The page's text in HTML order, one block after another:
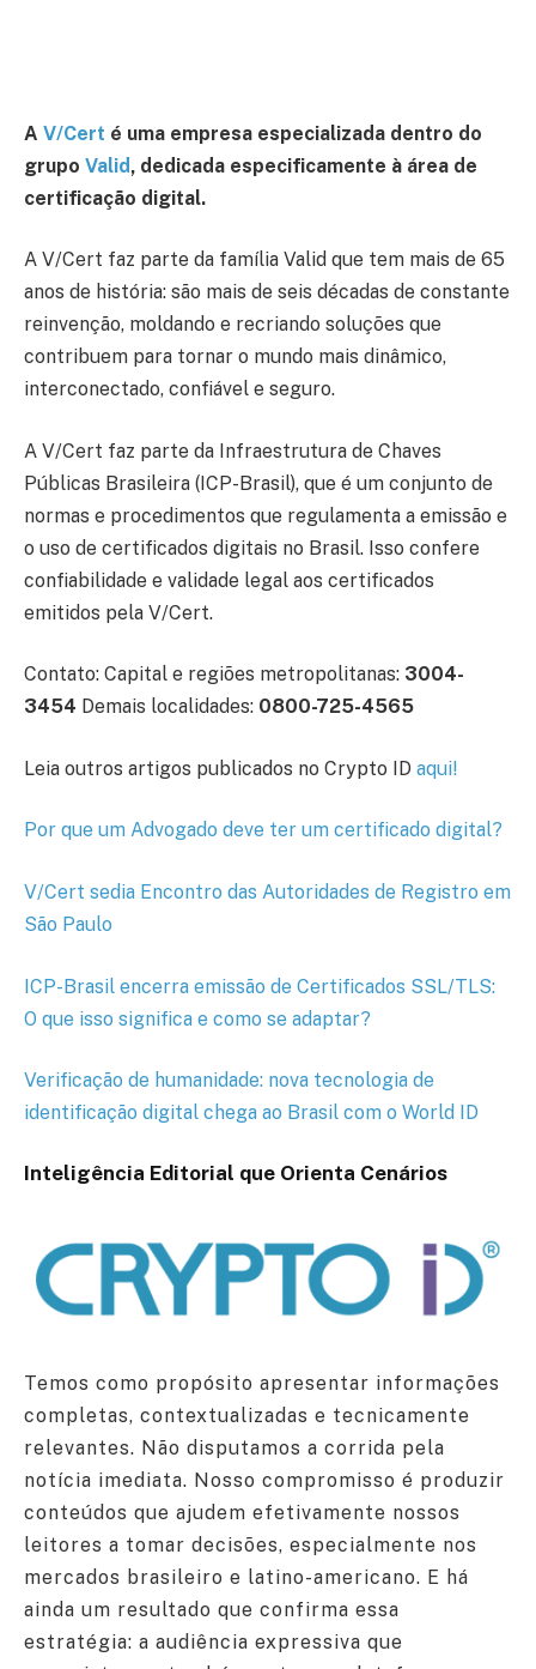
A V/Cert é uma empresa especializada dentro do
grupo Valid, dedicada especificamente à área de
certificação digital.
A V/Cert faz parte da família Valid que tem mais de 65
anos de história: são mais de seis décadas de constante
reinvenção, moldando e recriando soluções que
contribuem para tornar o mundo mais dinâmico,
interconectado, confiável e seguro.
A V/Cert faz parte da Infraestrutura de Chaves
Públicas Brasileira (ICP-Brasil), que é um conjunto de
normas e procedimentos que regulamenta a emissão e
o uso de certificados digitais no Brasil. Isso confere
confiabilidade e validade legal aos certificados
emitidos pela V/Cert.
Contato: Capital e regiões metropolitanas: 3004-
3454 Demais localidades: 0800-725-4565
Leia outros artigos publicados no Crypto ID aqui!
Por que um Advogado deve ter um certificado digital?
V/Cert sedia Encontro das Autoridades de Registro em
São Paulo
ICP-Brasil encerra emissão de Certificados SSL/TLS:
O que isso significa e como se adaptar?
Verificação de humanidade: nova tecnologia de
identificação digital chega ao Brasil com o World ID
Inteligência Editorial que Orienta Cenários
Temos como propósito apresentar informações
completas, contextualizadas e tecnicamente
relevantes. Não disputamos a corrida pela
notícia imediata. Nosso compromisso é produzir
conteúdos que ajudem efetivamente nossos
leitores a tomar decisões, especialmente nos
mercados brasileiro e latino-americano. E há
ainda um resultado que confirma essa
estratégia: a audiência expressiva que